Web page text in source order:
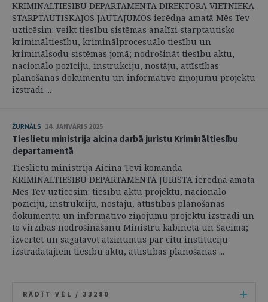
KRIMINĀLTIESĪBU DEPARTAMENTA DIREKTORA VIETNIEKA
STARPTAUTISKAJOS JAUTĀJUMOS ierēdņa amatā Mēs Tev
uzticēsim: veikt tiesību sistēmas analīzi starptautisko
krimināltiesību, kriminālprocesuālo tiesību un
kriminālsodu sistēmas jomā; nodrošināt tiesību aktu,
nacionālo pozīciju, instrukciju, nostāju, attīstības
plānošanas dokumentu un informatīvo ziņojumu projektu
izstrādi ...
ŽURNĀLS 14. JANVĀRIS 2025
Tieslietu ministrija aicina darbā juristu Krimināltiesību
departamentā
Tieslietu ministrija Aicina Tevi komandā
KRIMINĀLTIESĪBU DEPARTAMENTA JURISTA ierēdņa amatā
Mēs Tev uzticēsim: tiesību aktu projektu, nacionālo
pozīciju, instrukciju, nostāju, attīstības plānošanas
dokumentu un informatīvo ziņojumu projektu izstrādi un
to virzības nodrošināšanu Ministru kabinetā un Saeimā;
izvērtēt un sagatavot atzinumus par citu institūciju
izstrādātajiem tiesību aktu, attīstības plānošanas ...
RĀDĪT VĒL / 33280